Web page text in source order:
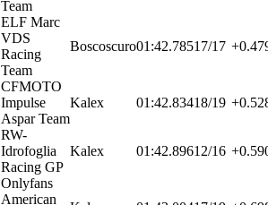
Team
ELF Marc
VDS
Racing
Team
Boscoscuro01:42.78517/17
CFMOTO
Impulse
Aspar Team
Kalex 01:42.83418/19
RW-
Idrofoglia
Racing GP
Kalex 01:42.89612/16
Onlyfans
American